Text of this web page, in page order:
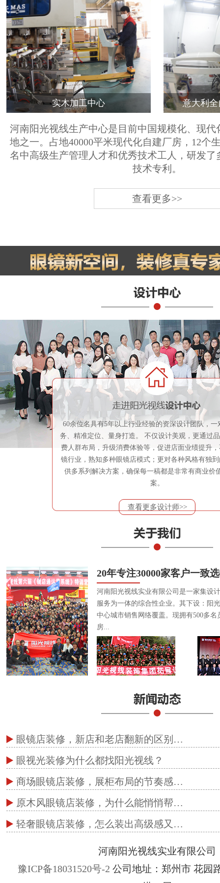
实木加工中心 意大利
河南阳光视线生产中心是目前中国规模化、现代
地之一。占地40000平米现代化自建厂房，12个
名中高级生产管理人才和优秀技术工人，研发了
技术专利。
查看更多>>
60余位名具有5年以上行业经验的资深设计团队，一
务、精准定位、量身打造。 不仅设计美观，更通过
费人群布局，升级消费体验等，促进店面业绩提升
镜行业，熟知多种眼镜店模式；更对各种风格有独
供多系列解决方案，确保每一稿都是非常有商业价
案。
查看更多设计师>>
20年专注30000家客户一致
河南阳光视线实业有限公司是一家集设
服务为一体的综合性企业。其下设：阳
中心城市销售网络覆盖。现拥有500多
房...
眼镜店装修，新店和老店翻新的区别…
眼视光装修为什么都找阳光视线？
商场眼镜店装修，展柜布局的节奏感…
原木风眼镜店装修，为什么能悄悄帮…
轻奢眼镜店装修，怎么装出高级感又…
河南阳光视线实业有限公司
豫ICP备18031520号-2 公司地址：郑州市 花园